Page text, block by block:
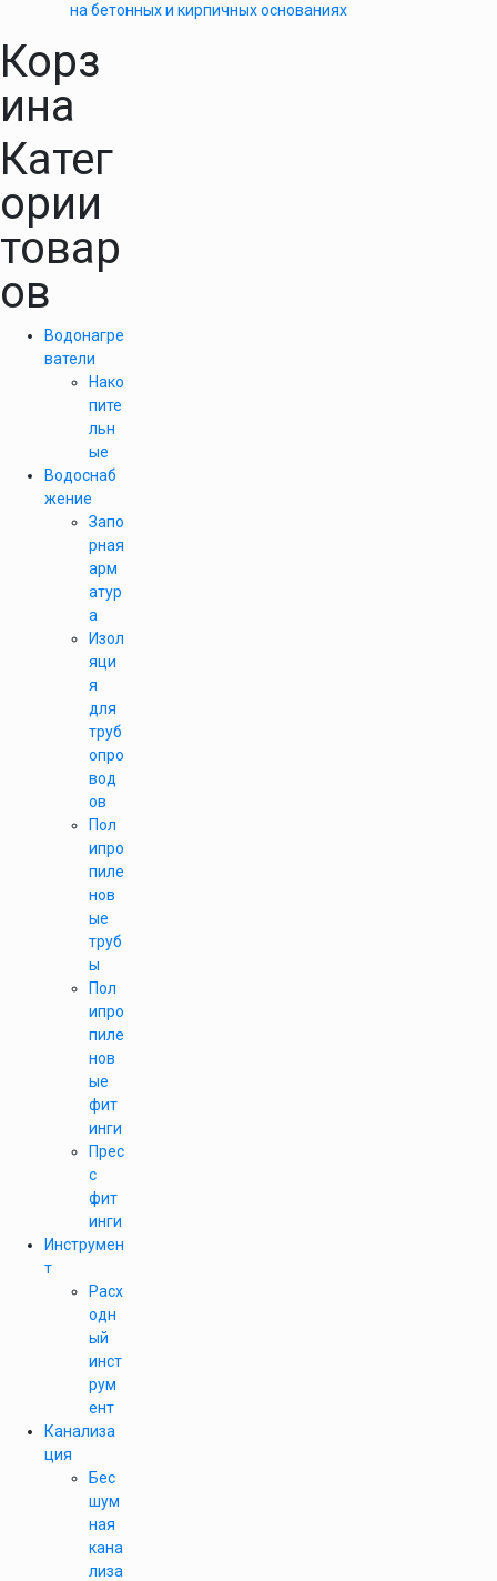
на бетонных и кирпичных основаниях
Корз
ина
Катег
ории
товар
ов
Водонагре
ватели
Нако
пите
льн
ые
Водоснаб
жение
Запо
рная
арм
атур
а
Изол
яци
я
для
труб
опро
вод
ов
Пол
ипро
пиле
нов
ые
труб
ы
Пол
ипро
пиле
нов
ые
фит
инги
Прес
с
фит
инги
Инструмен
т
Расх
одн
ый
инст
рум
ент
Канализа
ция
Бес
шум
ная
кана
лиза